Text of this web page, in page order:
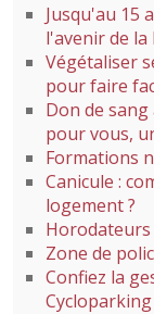
Jusqu'au 15
l'avenir de la
Végétaliser
pour faire
Don de
pour vous,
Formations
Canicule :
logement ?
Horodateurs
Zone de
Confiez la